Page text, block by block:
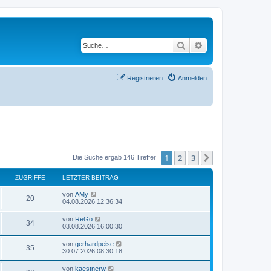
Suche
Anmelden
Registrieren
Die Suche ergab 146 Treffer 1 2 3
ZUGRIFFE LETZTER BEITRAG
20Z
u
i
L
e
t
e
r
B
e
i
t
von AMy
04.08.2026 12:36:34
34Z
u
L
e
t
e
r
B
von ReGo
03.08.2026 16:00:30
35
u
L
e
von gerhardpeise
30.07.2026 08:30:18
L
von kaestnerw